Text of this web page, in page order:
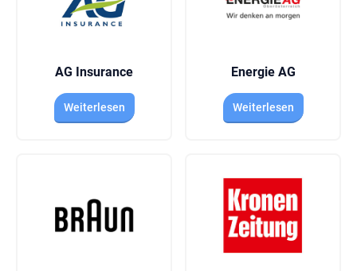
AG Insurance
Weiterlesen
Energie AG
Weiterlesen